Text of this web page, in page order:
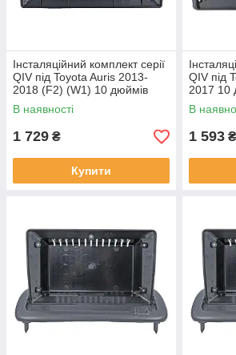
Інсталяційний комплект серії
QIV під Toyota Auris 2013-
2018 (F2) (W1) 10 дюймів
В наявності
1 729 ₴
Купити
QIV під
2017 10
В
1 593 ₴